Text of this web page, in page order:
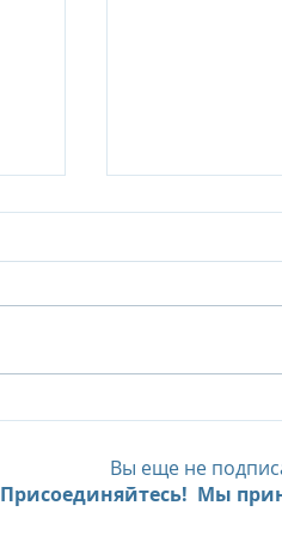
продление
Мальдивах
Вы еще не
Присоединяйтесь! Мы